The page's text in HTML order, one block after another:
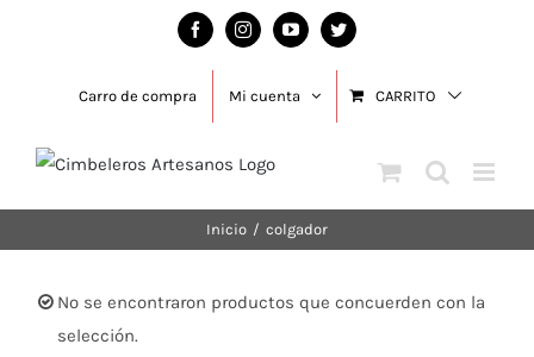
FacebookInstagramYouTubeTwitter
Carro de compra Mi cuenta CARRITO
Inicio / colgador
No se encontraron productos que concuerden con la
selección.